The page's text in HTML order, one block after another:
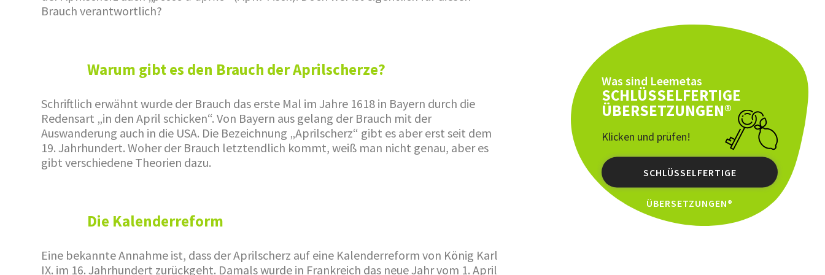
Brauch verantwortlich?
Warum gibt es den Brauch der Aprilscherze?
Schriftlich erwähnt wurde der Brauch das erste Mal im Jahre 1618 in Bayern durch die
Redensart „in den April schicken“. Von Bayern aus gelang der Brauch mit der
Auswanderung auch in die USA. Die Bezeichnung „Aprilscherz“ gibt es aber erst seit dem
19. Jahrhundert. Woher der Brauch letztendlich kommt, weiß man nicht genau, aber es
gibt verschiedene Theorien dazu.
Die Kalenderreform
Eine bekannte Annahme ist, dass der Aprilscherz auf eine Kalenderreform von König Karl
IX. im 16. Jahrhundert zurückgeht. Damals wurde in Frankreich das neue Jahr vom 1. April
Was sind Leemetas
SCHLÜSSELFERTIGE
ÜBERSETZUNGEN®
Klicken und prüfen!
SCHLÜSSELFERTIGE
ÜBERSETZUNGEN®